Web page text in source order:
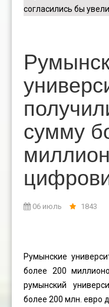
согласились бы
сумму
06 июль 1843
Румынские
более 200
румынский
более 200 млн. евро